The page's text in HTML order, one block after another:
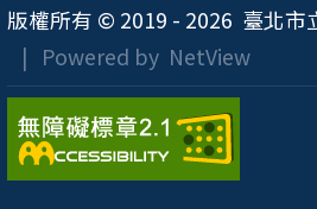
版權所有 © 2019 - 2026 臺北市
| Powered by NetView